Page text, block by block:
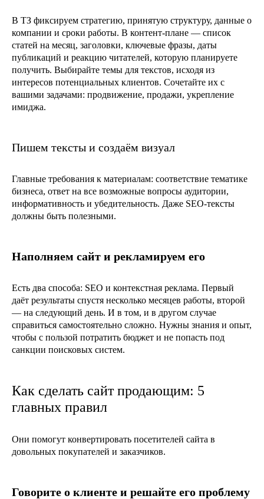
В ТЗ фиксируем стратегию, принятую структуру, данные о
компании и сроки работы. В контент-плане — список
статей на месяц, заголовки, ключевые фразы, даты
публикаций и реакцию читателей, которую планируете
получить. Выбирайте темы для текстов, исходя из
интересов потенциальных клиентов. Сочетайте их с
вашими задачами: продвижение, продажи, укрепление
имиджа.
Пишем тексты и создаём визуал
Главные требования к материалам: соответствие тематике
бизнеса, ответ на все возможные вопросы аудитории,
информативность и убедительность. Даже SEO-тексты
должны быть полезными.
Наполняем сайт и рекламируем его
Есть два способа: SEO и контекстная реклама. Первый
даёт результаты спустя несколько месяцев работы, второй
— на следующий день. И в том, и в другом случае
справиться самостоятельно сложно. Нужны знания и опыт,
чтобы с пользой потратить бюджет и не попасть под
санкции поисковых систем.
Как сделать сайт продающим: 5
главных правил
Они помогут конвертировать посетителей сайта в
довольных покупателей и заказчиков.
Говорите о клиенте и решайте его проблему